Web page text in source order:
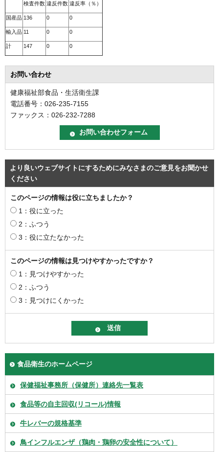
検査件数 違反件数 違反率（％）
国産品 136 0 0
輸入品 11 0 0
計 147 0 0
お問い合わせ
健康福祉部食品・生活衛生課
電話番号：026-235-7155
ファックス：026-232-7288
より良いウェブサイトにするためにみなさまのご意見をお聞かせ
ください
このページの情報は役に立ちましたか？
1：役に立った
2：ふつう
3：役に立たなかった
このページの情報は見つけやすかったですか？
1：見つけやすかった
2：ふつう
3：見つけにくかった
食品衛生のホームページ
保健福祉事務所（保健所）連絡先一覧表
食品等の自主回収(リコール)情報
牛レバーの規格基準
鳥インフルエンザ（鶏肉・鶏卵の安全性について）